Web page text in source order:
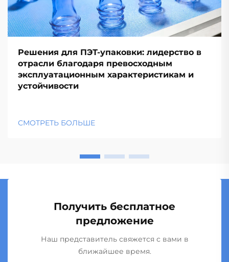
Решения для ПЭТ-упаковки: лидерство в
отрасли благодаря превосходным
эксплуатационным характеристикам и
устойчивости
СМОТРЕТЬ БОЛЬШЕ
Получить бесплатное
предложение
Наш представитель свяжется с вами в
ближайшее время.